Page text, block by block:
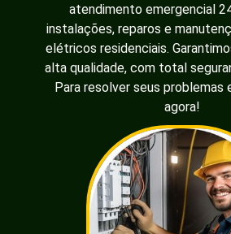
atendimento emergencial
instalações, reparos e
elétricos residenciais.
alta qualidade, com total
Para resolver seus problemas
agora!